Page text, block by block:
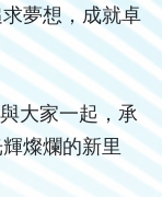
夢想，成就卓
大家一起，承
燦爛的新里